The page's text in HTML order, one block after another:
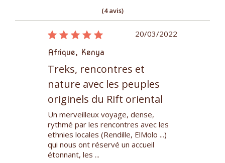
(4 avis)
20/03/2022
Afrique, Kenya
Treks, rencontres et
nature avec les peuples
originels du Rift oriental
Un merveilleux voyage, dense,
rythmé par les rencontres avec les
ethnies locales (Rendille, ElMolo ...)
qui nous ont réservé un accueil
étonnant, les ...